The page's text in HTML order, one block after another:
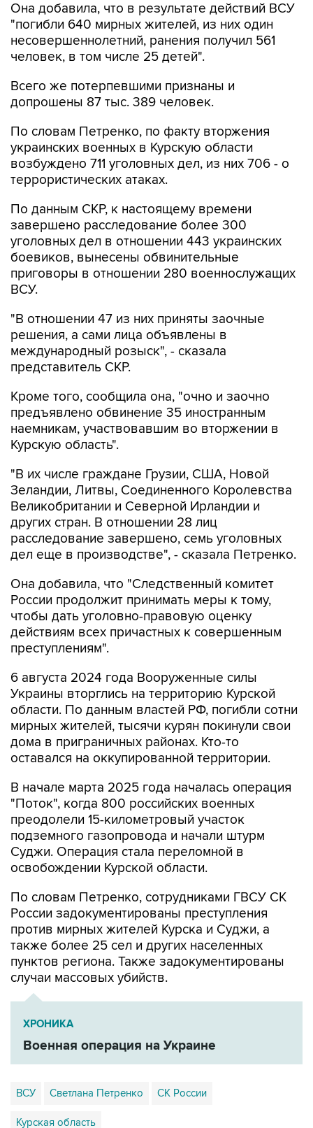
Она добавила, что в результате действий ВСУ
"погибли 640 мирных жителей, из них один
несовершеннолетний, ранения получил 561
человек, в том числе 25 детей".
Всего же потерпевшими признаны и
допрошены 87 тыс. 389 человек.
По словам Петренко, по факту вторжения
украинских военных в Курскую области
возбуждено 711 уголовных дел, из них 706 - о
террористических атаках.
По данным СКР, к настоящему времени
завершено расследование более 300
уголовных дел в отношении 443 украинских
боевиков, вынесены обвинительные
приговоры в отношении 280 военнослужащих
ВСУ.
"В отношении 47 из них приняты заочные
решения, а сами лица объявлены в
международный розыск", - сказала
представитель СКР.
Кроме того, сообщила она, "очно и заочно
предъявлено обвинение 35 иностранным
наемникам, участвовавшим во вторжении в
Курскую область".
"В их числе граждане Грузии, США, Новой
Зеландии, Литвы, Соединенного Королевства
Великобритании и Северной Ирландии и
других стран. В отношении 28 лиц
расследование завершено, семь уголовных
дел еще в производстве", - сказала Петренко.
Она добавила, что "Cледственный комитет
России продолжит принимать меры к тому,
чтобы дать уголовно-правовую оценку
действиям всех причастных к совершенным
преступлениям".
6 августа 2024 года Вооруженные силы
Украины вторглись на территорию Курской
области. По данным властей РФ, погибли сотни
мирных жителей, тысячи курян покинули свои
дома в приграничных районах. Кто-то
оставался на оккупированной территории.
В начале марта 2025 года началась операция
"Поток", когда 800 российских военных
преодолели 15-километровый участок
подземного газопровода и начали штурм
Суджи. Операция стала переломной в
освобождении Курской области.
По словам Петренко, сотрудниками ГВСУ СК
России задокументированы преступления
против мирных жителей Курска и Суджи, а
также более 25 сел и других населенных
пунктов региона. Также задокументированы
случаи массовых убийств.
ХРОНИКА
Военная операция на Украине
ВСУ Светлана Петренко СК России
Курская область